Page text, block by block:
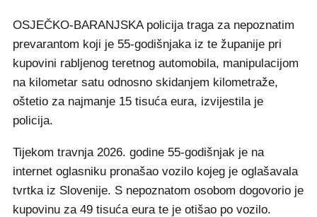
OSJEČKO-BARANJSKA policija traga za nepoznatim
prevarantom koji je 55-godišnjaka iz te županije pri
kupovini rabljenog teretnog automobila, manipulacijom
na kilometar satu odnosno skidanjem kilometraže,
oštetio za najmanje 15 tisuća eura, izvijestila je
policija.
Tijekom travnja 2026. godine 55-godišnjak je na
internet oglasniku pronašao vozilo kojeg je oglašavala
tvrtka iz Slovenije. S nepoznatom osobom dogovorio je
kupovinu za 49 tisuća eura te je otišao po vozilo.